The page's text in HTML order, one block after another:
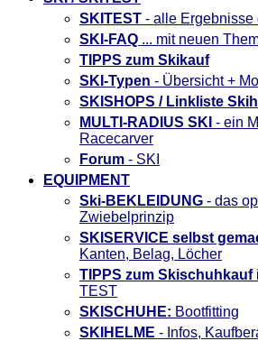
SKITEST - alle Ergebnisse
SKI-FAQ ... mit neuen
TIPPS zum Skikauf
SKI-Typen - Übersicht +
SKISHOPS / Linkliste
MULTI-RADIUS SKI - ein
Racecarver
Forum - SKI
EQUIPMENT
Ski-BEKLEIDUNG - das
Zwiebelprinzip
SKISERVICE selbst
Kanten, Belag, Löcher
TIPPS zum Skischuhkauf
TEST
SKISCHUHE: Bootfitting
SKIHELME - Infos,